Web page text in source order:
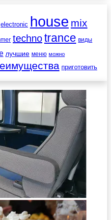
electronic house mix
technotrance виды
лучшие меню можно
приготовить